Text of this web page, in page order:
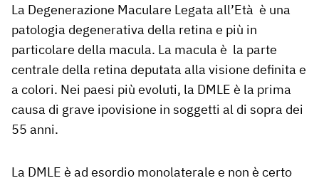
La Degenerazione Maculare Legata all’Età è una
patologia degenerativa della retina e più in
particolare della macula. La macula è la parte
centrale della retina deputata alla visione definita e
a colori. Nei paesi più evoluti, la DMLE è la prima
causa di grave ipovisione in soggetti al di sopra dei
55 anni.
La DMLE è ad esordio monolaterale e non è certo